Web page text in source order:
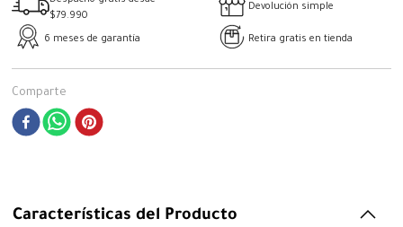
$79.990
Devolución simple
6 meses de garantía Retira gratis en tienda
Comparte
Características del Producto